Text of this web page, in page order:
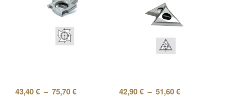
43,40€ – 75,70€ 42,90€ – 51,60€